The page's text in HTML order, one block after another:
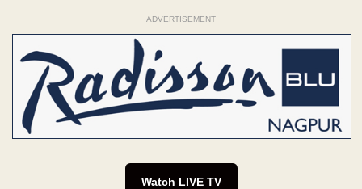
ADVERTISEMENT
Watch LIVE TV